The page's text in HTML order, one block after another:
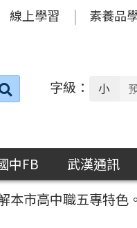
線上學習 素養品
搜
字級： 小
中FB 武漢通訊
本市高中職五專特色。